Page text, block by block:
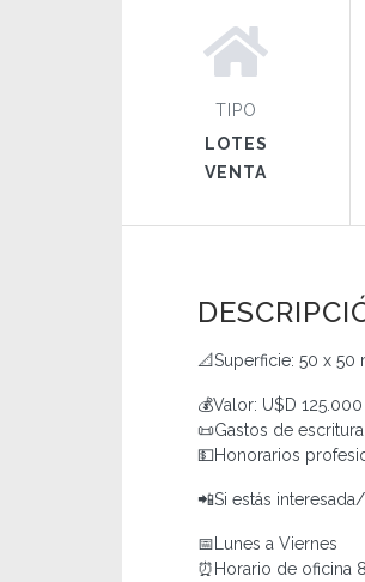
TIPO
LOTES
VENTA
📐Superficie: 50 x 50
💰Valor: U$D 125.000
📜Gastos de
💵Honorarios
📲Si estás
📅Lunes a Viernes
⏰Horario de oficina